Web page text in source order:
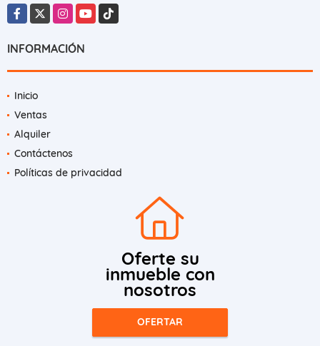
Facebook
X InstagramYouTubeTikTok
INFORMACIÓN
Inicio
Ventas
Alquiler
Contáctenos
Políticas de privacidad
Oferte su
inmueble con
nosotros
OFERTAR